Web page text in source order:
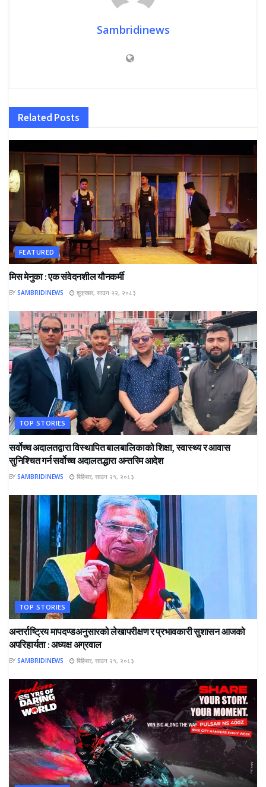
Sambridinews
Related Posts
FEATURED
मिस मेनुका : एक संवेदनशील यौनकर्मी
BY SAMBRIDINEWS शुक्रबार, साउन २२, २०८३
TOP STORIES
सर्वोच्च अदालतद्वारा विस्थापित बालबालिकाको शिक्षा, स्वास्थ्य र आवास
सुनिश्चित गर्न सर्वोच्च अदालतद्धारा अन्तरिम आदेश
BY SAMBRIDINEWS बिहिबार, साउन २१, २०८३
TOP STORIES
अन्तर्राष्ट्रिय मापदण्डअनुसारको लेखापरीक्षण र प्रभावकारी सुशासन आजको
अपरिहार्यता : अध्यक्ष अग्रवाल
BY SAMBRIDINEWS बिहिबार, साउन २१, २०८३